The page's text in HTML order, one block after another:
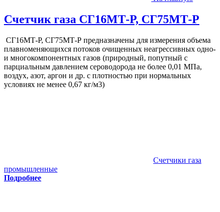
Счетчик газа СГ16МТ-Р, СГ75МТ-Р
СГ16МТ-Р, СГ75МТ-Р предназначены для измерения объема
плавноменяющихся потоков очищенных неагрессивных одно-
и многокомпонентных газов (природный, попутный с
парциальным давлением сероводорода не более 0,01 МПа,
воздух, азот, аргон и др. с плотностью при нормальных
условиях не менее 0,67 кг/м3)
Счетчики газа
промышленные
Подробнее